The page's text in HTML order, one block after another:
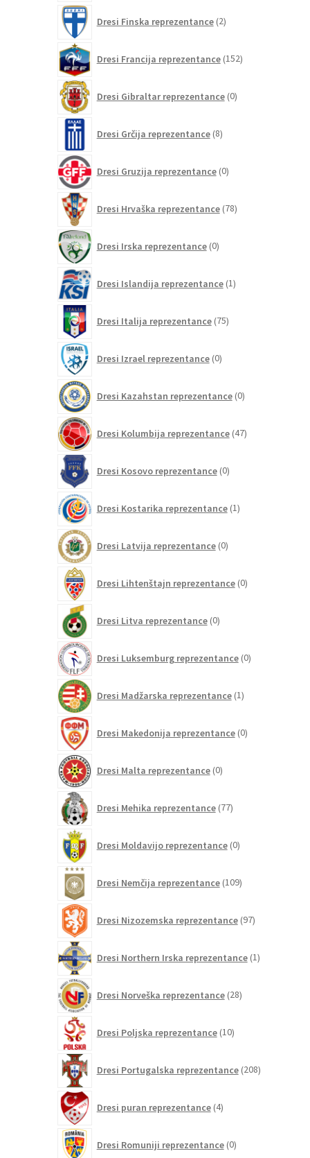
Dresi Finska reprezentance 2izdelka
Dresi Francija reprezentance 152izdelkov
Dresi Gibraltar reprezentance 0izdelkov
Dresi Grčija reprezentance 8izdelkov
Dresi Gruzija reprezentance 0izdelkov
Dresi Hrvaška reprezentance 78izdelkov
Dresi Irska reprezentance 0izdelkov
Dresi Islandija reprezentance 1izdelek
Dresi Italija reprezentance 75izdelkov
Dresi Izrael reprezentance 0izdelkov
Dresi Kazahstan reprezentance 0izdelkov
Dresi Kolumbija reprezentance 47izdelkov
Dresi Kosovo reprezentance 0izdelkov
Dresi Kostarika reprezentance 1izdelek
Dresi Latvija reprezentance 0izdelkov
Dresi Lihtenštajn reprezentance 0izdelkov
Dresi Litva reprezentance 0izdelkov
Dresi Luksemburg reprezentance 0izdelkov
Dresi Madžarska reprezentance 1izdelek
Dresi Makedonija reprezentance 0izdelkov
Dresi Malta reprezentance 0izdelkov
Dresi Mehika reprezentance 77izdelkov
Dresi Moldavijo reprezentance 0izdelkov
Dresi Nemčija reprezentance 109izdelkov
Dresi Nizozemska reprezentance 97izdelkov
Dresi Northern Irska reprezentance 1izdelek
Dresi Norveška reprezentance 28izdelkov
Dresi Poljska reprezentance 10izdelkov
Dresi Portugalska reprezentance 208izdelkov
Dresi puran reprezentance 4izdelki
Dresi Romuniji reprezentance 0izdelkov